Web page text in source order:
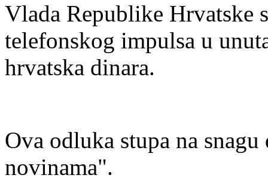
Vlada Republike Hrvatske
telefonskog impulsa u
hrvatska dinara.
Ova odluka stupa na
novinama".